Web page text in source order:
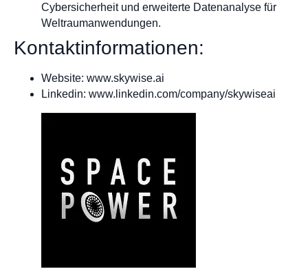
Cybersicherheit und erweiterte Datenanalyse für
Weltraumanwendungen.
Kontaktinformationen:
Website: www.skywise.ai
Linkedin: www.linkedin.com/company/skywiseai